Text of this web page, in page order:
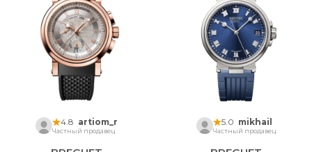
4.8 artiom_r
Частный продавец
5.0 mikhail
Частный продавец